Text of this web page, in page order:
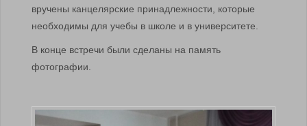
вручены канцелярские принадлежности, которые
необходимы для учебы в школе и в университете.
В конце встречи были сделаны на память
фотографии.